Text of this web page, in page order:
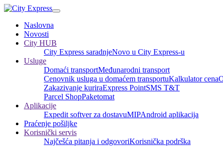
Naslovna
Novosti
City HUB
City Express saradnjeNovo u City Express-u
Usluge
Domaći transportMeđunarodni transport
Cenovnik usluga u domaćem transportuKalkulator cena
Zakazivanje kuriraExpress PointSMS T&T
Parcel ShopPaketomat
Aplikacije
Expedit softver za dostavuMIPAndroid aplikacija
Praćenje pošiljke
Korisnički servis
Najčešća pitanja i odgovoriKorisnička podrška